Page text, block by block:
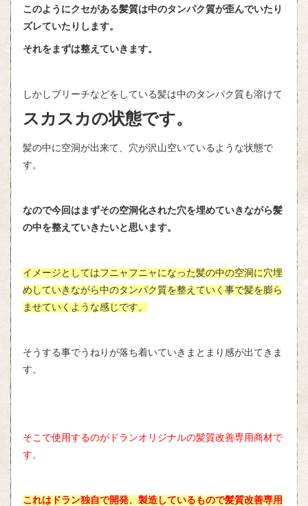
このようにクセがある髪質は中のタンパク質が歪んでいたり
ズレていたりします。
それをまずは整えていきます。
しかしブリーチなどをしている髪は中のタンパク質も溶けて
スカスカの状態です。
髪の中に空洞が出来て、穴が沢山空いているような状態で
す。
なので今回はまずその空洞化された穴を埋めていきながら髪
の中を整えていきたいと思います。
イメージとしてはフニャフニャになった髪の中の空洞に穴埋
めしていきながら中のタンパク質を整えていく事で髪を膨ら
ませていくような感じです。
そうする事でうねりが落ち着いていきまとまり感が出てきま
す。
そこで使用するのがドランオリジナルの髪質改善専用商材で
す。
これはドラン独自で開発、製造しているもので髪質改善専用